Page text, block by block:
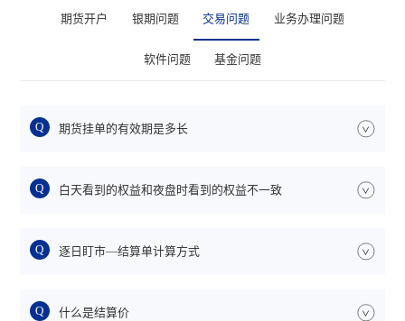
期货开户 银期问题 交易问题 业务办理问题
软件问题 基金问题
Q 期货挂单的有效期是多长 >
Q 白天看到的权益和夜盘时看到的权益不一致 >
Q 逐日盯市—结算单计算方式 >
Q 什么是结算价 >